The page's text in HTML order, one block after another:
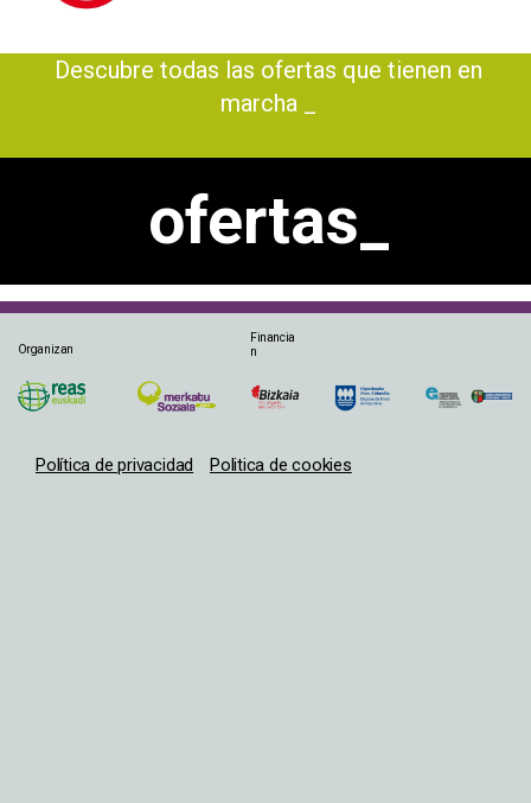
Descubre todas las ofertas que tienen en
marcha l_
ofertas_
Organizan
Financia
n
Política de privacidad Politica de cookies